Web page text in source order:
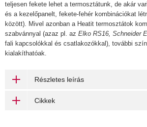
teljesen fekete lehet a termosztátunk, de akár
és a kezelőpanelt, fekete-fehér kombinációkat
között). Mivel azonban a Heatit termosztátok
szabvánnyal (azaz pl. az Elko RS16, Schneider
fali kapcsolókkal és csatlakozókkal), további
kialakíthatóak.
Részletes leírás
Cikkek